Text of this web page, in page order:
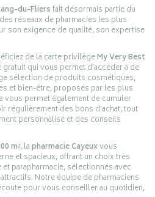
du-Fliersfait désormais partie du
des réseaux de pharmacies les plus
son exigence de qualité, son expertise
de la carte privilègeMy Very Best
qui vous permet d’accéder à de
sélection de produits cosmétiques,
et bien-être, proposés par les plus
vous permet également de cumuler
régulièrement des bons d’achat, tout
personnalisé et des conseils
m², lapharmacie Cayeuxvous
et spacieux, offrant un choix très
parapharmacie, sélectionnés avec
Notre équipe de pharmaciens
pour vous conseiller au quotidien,